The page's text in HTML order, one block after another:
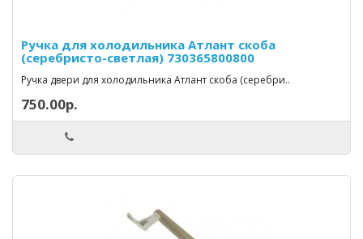
Ручка для холодильника Атлант скоба
(серебристо-светлая) 730365800800
Ручка двери для холодильника Атлант скоба (серебри..
750.00р.